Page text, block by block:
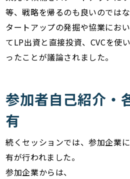
等、戦略を帰るのも良いのでは
タートアップの発掘や協業にお
てLP出資と直接投資、CVCを使
ったことが議論されました。
参加者自己紹介・
有
続くセッションでは、参加企業
有が行われました。
参加企業からは、